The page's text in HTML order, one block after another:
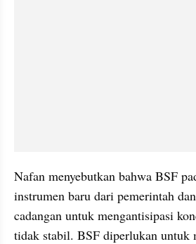
Nafan menyebutkan bahwa BSF
instrumen baru dari pemerintah
cadangan untuk mengantisipasi
tidak stabil. BSF diperlukan untuk